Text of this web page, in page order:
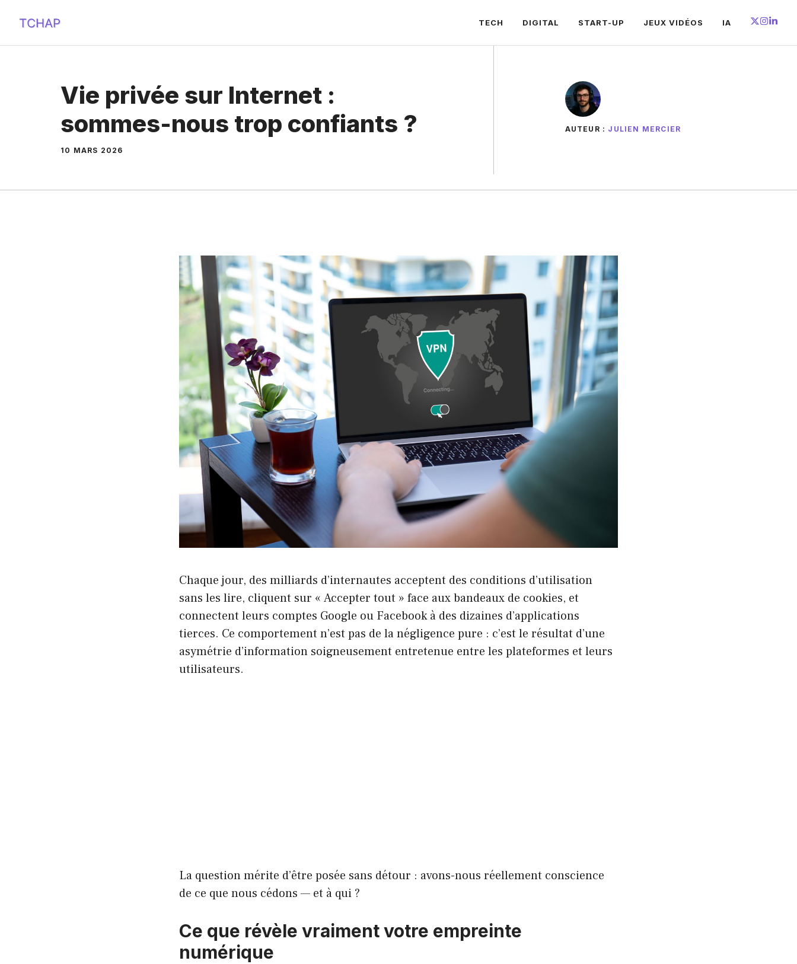
contenu
TECH DIGITAL START-UP JEUX VIDÉOS IA
Vie privée sur Internet :
sommes-nous trop confiants ?
10 MARS 2026
AUTEUR : JULIEN MERCIER
Chaque jour, des milliards d’internautes acceptent des conditions d’utilisation
sans les lire, cliquent sur « Accepter tout » face aux bandeaux de cookies, et
connectent leurs comptes Google ou Facebook à des dizaines d’applications
tierces. Ce comportement n’est pas de la négligence pure : c’est le résultat d’une
asymétrie d’information soigneusement entretenue entre les plateformes et leurs
utilisateurs.
La question mérite d’être posée sans détour : avons-nous réellement conscience
de ce que nous cédons — et à qui ?
Ce que révèle vraiment votre empreinte
numérique